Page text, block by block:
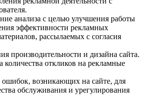
анализа с целью улучшения работы
эффективности рекламных
рассылаемых с согласия
производительности и дизайна сайта.
количества откликов на рекламные
ошибок, возникающих на сайте, для
обслуживания и урегулирования